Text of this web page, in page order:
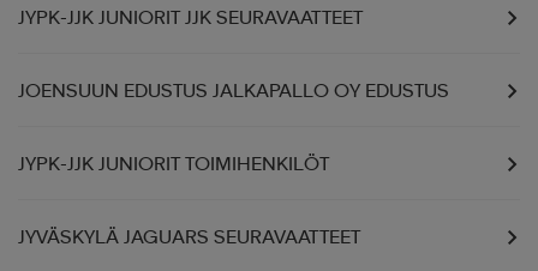
JYPK-JJK JUNIORIT JJK SEURAVAATTEET
JOENSUUN EDUSTUS JALKAPALLO OY EDUSTUS
JYPK-JJK JUNIORIT TOIMIHENKILÖT
JYVÄSKYLÄ JAGUARS SEURAVAATTEET